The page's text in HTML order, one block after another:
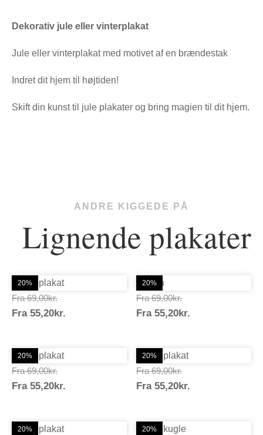
Dekorativ jule eller vinterplakat
Jule eller vinterplakat med motivet af en brændestak
Indret dit hjem til højtiden!
Skift din kunst til jule plakater og bring magien til dit hjem.
ANDRE KIGGEDE PÅ
Lignende plakater
20%
Fra 69,00kr.Prisinterval:
69,00kr.
Fra 55,20kr.
20%
Fra 69,00kr.Prisinterval:
69,00kr.
Fra 55,20kr.
20%
Fra 69,00kr.Prisinterval:
69,00kr.
Fra 55,20kr.
20%
Fra 69,00kr.Prisinterval:
69,00kr.
Fra 55,20kr.
20% 20%